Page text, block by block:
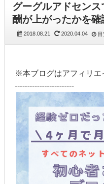
グーグルアドセン
酬が上がったかを確
2018.08.21 2020.04.04 目
※本ブログはアフィリエ
------------------------